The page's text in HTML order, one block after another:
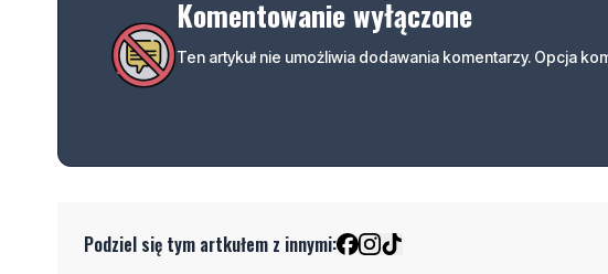
Komentowanie wyłączone
Ten artykuł nie umożliwia dodawania komentarzy. Opcja
Podziel się tym artkułem z innymi: